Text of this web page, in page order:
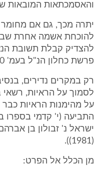
והאסמכתאות המובאות
יתרה מכך, גם אם מחומר
להוכחת אשמה אחרת
להצדיק קבלת תשובת
פרשת כחלון הנ"ל בעמ' 180).
רק במקרים נדירים,
לסמוך על הראיות,
על מהימנות הראיות
(1981)).
מן הכלל אל הפרט: